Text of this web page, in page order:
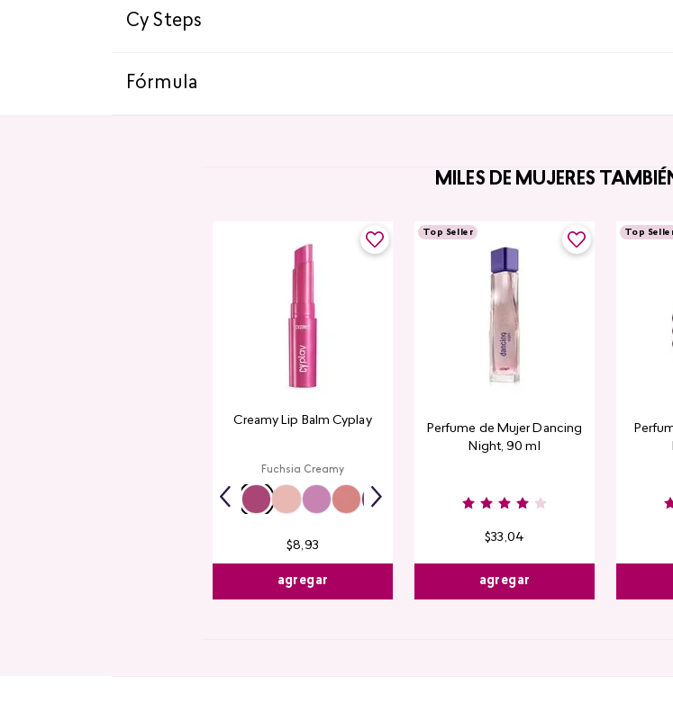
Cy Steps
Fórmula
MILES DE MUJERES
Creamy Lip Balm Cyplay
Fuchsia Creamy
$8,93
agregar
Top Seller
Perfume de Mujer Dancing
Night, 90 ml
$33 ,04
agregar
Top